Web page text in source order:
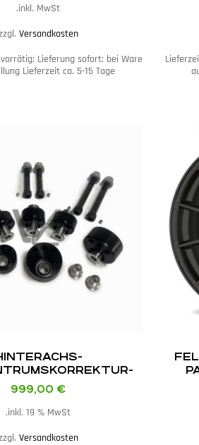
inkl. MwSt.
Versandkosten
Lieferung sofort; bei Ware
Lieferzeit ca. 5-15 Tage
FÜR BMW E36 / E46
999,00 €
inkl. 19 % MwSt.
Versandkosten